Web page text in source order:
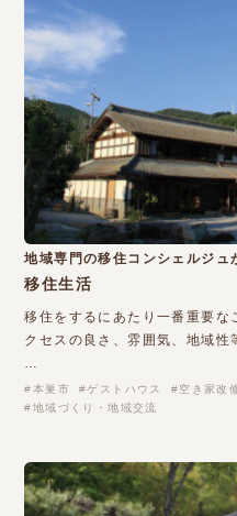
地域専門の移住コンシェルジュ
移住生活
移住をするにあたり一番重要な
クセスの良さ、雰囲気、地域性
…
本巣市 ゲストハウス 空き家改
地域づくり・地域交流